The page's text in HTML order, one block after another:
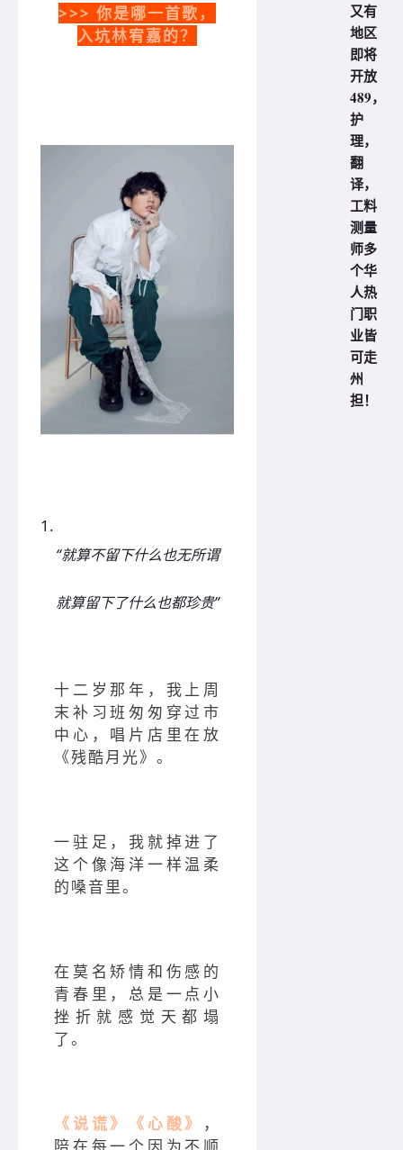
>>> 你是哪一首歌，
入坑林宥嘉的？
1.
“就算不留下什么也无所谓
就算留下了什么也都珍贵”
十二岁那年，我上周
末补习班匆匆穿过市
中心，唱片店里在放
《残酷月光》。
一驻足，我就掉进了
这个像海洋一样温柔
的嗓音里。
在莫名矫情和伤感的
青春里，总是一点小
挫折就感觉天都塌
了。
《说谎》《心酸》
，
又有
地区
即将
开放
489，
护
理，
翻
译，
工料
测量
师多
个华
人热
门职
业皆
可走
州
担！